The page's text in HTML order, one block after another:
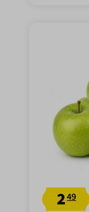
249